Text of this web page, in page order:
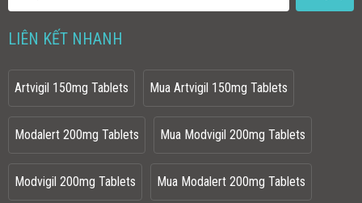
LIÊN KẾT NHANH
Artvigil 150mg Tablets Mua Artvigil 150mg Tablets
Modalert 200mg Tablets Mua Modvigil 200mg Tablets
Modvigil 200mg Tablets Mua Modalert 200mg Tablets